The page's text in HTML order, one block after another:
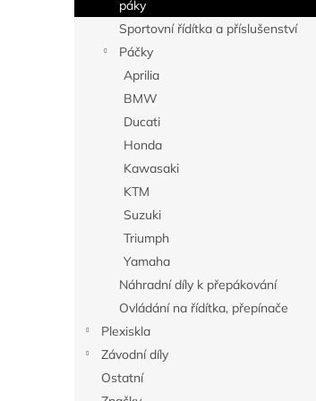
e
páky
Sportovní řídítka a příslušenství
Páčky
Aprilia
BMW
Ducati
Honda
Kawasaki
KTM
Suzuki
Triumph
Yamaha
Náhradní díly k přepákování
Ovládání na řídítka, přepínače
Plexiskla
Závodní díly
Ostatní